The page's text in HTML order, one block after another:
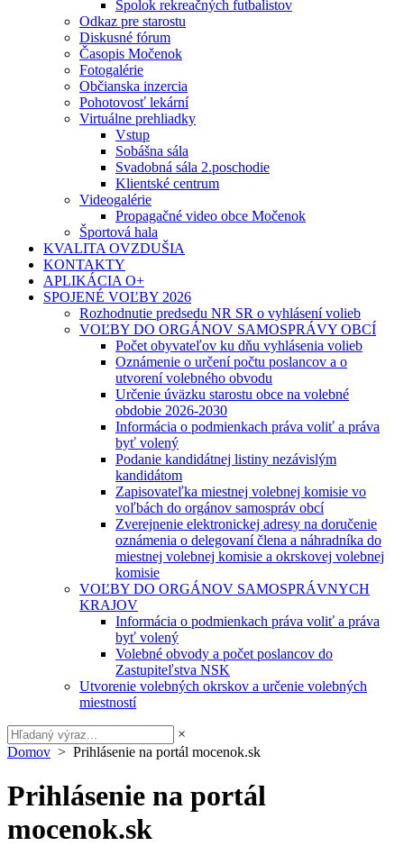
Spolok rekreačných futbalistov
Odkaz pre starostu
Diskusné fórum
Časopis Močenok
Fotogalérie
Občianska inzercia
Pohotovosť lekární
Virtuálne prehliadky
Vstup
Sobášna sála
Svadobná sála 2.poschodie
Klientské centrum
Videogalérie
Propagačné video obce Močenok
Športová hala
KVALITA OVZDUŠIA
KONTAKTY
APLIKÁCIA O+
SPOJENÉ VOĽBY 2026
Rozhodnutie predsedu NR SR o vyhlásení volieb
VOĽBY DO ORGÁNOV SAMOSPRÁVY OBCÍ
Počet obyvateľov ku dňu vyhlásenia volieb
Oznámenie o určení počtu poslancov a o
utvorení volebného obvodu
Určenie úväzku starostu obce na volebné
obdobie 2026-2030
Informácia o podmienkach práva voliť a práva
byť volený
Podanie kandidátnej listiny nezávislým
kandidátom
Zapisovateľka miestnej volebnej komisie vo
voľbách do orgánov samospráv obcí
Zverejnenie elektronickej adresy na doručenie
oznámenia o delegovaní člena a náhradníka do
miestnej volebnej komisie a okrskovej volebnej
komisie
VOĽBY DO ORGÁNOV SAMOSPRÁVNYCH
KRAJOV
Informácia o podmienkach práva voliť a práva
byť volený
Volebné obvody a počet poslancov do
Zastupiteľstva NSK
Utvorenie volebných okrskov a určenie volebných
miestností
×
Domov > Prihlásenie na portál mocenok.sk
Prihlásenie na portál
mocenok.sk